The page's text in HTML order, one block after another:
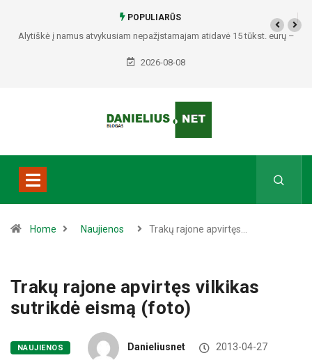
POPULIARŪS
Alytiškė į namus atvykusiam nepažįstamajam atidavė 15 tūkst. eurų –
policija pradėjo tyrimą
2026-08-08
Home Naujienos Trakų rajone apvirtęs…
Trakų rajone apvirtęs vilkikas
sutrikdė eismą (foto)
NAUJIENOS Danieliusnet 2013-04-27